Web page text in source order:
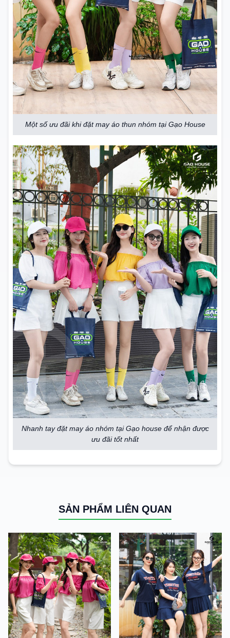
Một số ưu đãi khi đặt may áo thun nhóm tại Gạo House
Nhanh tay đặt may áo nhóm tại Gạo house để nhận được
ưu đãi tốt nhất
SẢN PHẨM LIÊN QUAN